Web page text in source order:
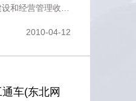
和经营管理收费
2010-04-12
车(东北网